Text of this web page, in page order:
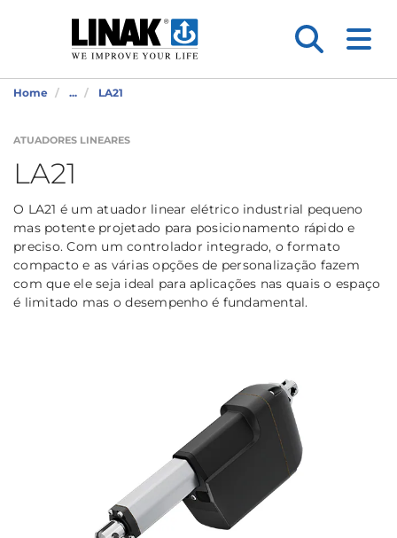
Home ... LA21
ATUADORES LINEARES
LA21
O LA21 é um atuador linear elétrico industrial pequeno
mas potente projetado para posicionamento rápido e
preciso. Com um controlador integrado, o formato
compacto e as várias opções de personalização fazem
com que ele seja ideal para aplicações nas quais o espaço
é limitado mas o desempenho é fundamental.